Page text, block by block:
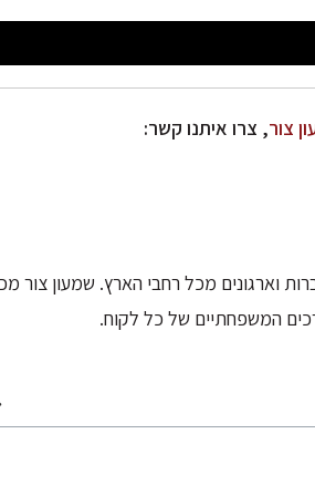
צור, צרו איתנו קשר:
ועסקיים, חברות וארגונים מכל רחבי הארץ. שמעון צור
המשפחתיים של כל לקוח.